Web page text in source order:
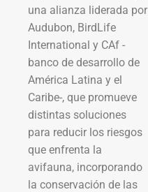
una alianza liderada por
Audubon, BirdLife
International y CAf -
banco de desarrollo de
América Latina y el
Caribe-, que promueve
distintas soluciones
para reducir los riesgos
que enfrenta la
avifauna, incorporando
la conservación de las